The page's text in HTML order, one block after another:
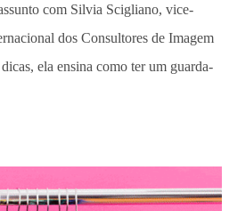
com Silvia Scigliano, vice-
dos Consultores de Imagem
ela ensina como ter um guarda-